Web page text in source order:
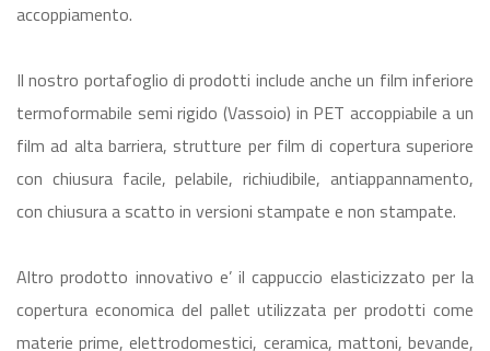
accoppiamento.
Il nostro portafoglio di prodotti include anche un film inferiore
termoformabile semi rigido (Vassoio) in PET accoppiabile a un
film ad alta barriera, strutture per film di copertura superiore
con chiusura facile, pelabile, richiudibile, antiappannamento,
con chiusura a scatto in versioni stampate e non stampate.
Altro prodotto innovativo e’ il cappuccio elasticizzato per la
copertura economica del pallet utilizzata per prodotti come
materie prime, elettrodomestici, ceramica, mattoni, bevande,